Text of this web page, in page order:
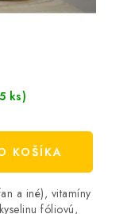
ks)
KOŠÍKA
a iné), vitamíny
fóliovú,